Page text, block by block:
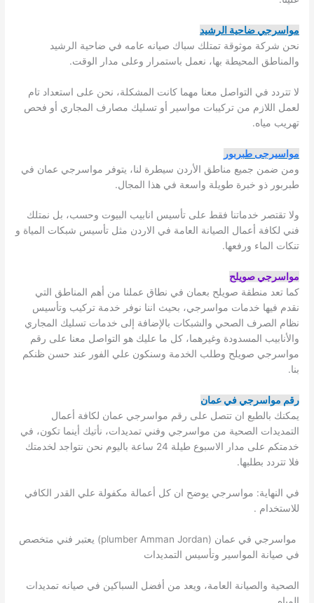
مواسرجي ضاحية الرشيد
نحن شركة موثوقة تمتلك سباك صيانه عامه في ضاحية الرشيد
والمناطق المحيطة بها، نعمل باستمرار وعلى مدار الوقت.
لا تتردد في التواصل معنا مهما كانت المشكلة، نحن على استعداد تام
لعمل اللازم من تركيبات مواسير أو تسليك مصارف المجاري أو فحص
تهريب مياه.
مواسيرجى طبربور
ومن ضمن جميع مناطق الأردن سيطرة لنا، يتوفر مواسرجي عمان في
طبربور ذو خبرة طويلة واسعة في هذا المجال.
ولا تقتصر خدماتنا فقط على تأسيس انابيب البيوت وحسب، بل نمتلك
فني لكافة أعمال الصيانة العامة في الاردن مثل تأسيس شبكات المياة و
تنكات الماء ورفعها.
مواسرجي صويلح
كما تعد منطقة صويلح بعمان في نطاق عملنا من أهم المناطق التي
نقدم فيها خدمات مواسرجي، بحيث اننا نوفر خدمة تركيب وتأسيس
نظام الصرف الصحي والشبكات بالإضافة إلى خدمات تسليك المجاري
والأنابيب المسدودة وغيرهما، كل ما عليك هو التواصل معنا على رقم
مواسرجي صويلح وطلب الخدمة وسنكون علي الفور عند حسن ظنكم
بنا.
رقم مواسرجي في عمان
يمكنك بالطبع ان تتصل على رقم مواسرجي عمان لكافة أعمال
التمديدات الصحية من مواسرجي وفني تمديدات، نأتيك أينما تكون، في
خدمتكم على مدار الاسبوع طيلة 24 ساعة باليوم نحن نتواجد لخدمتك
فلا تتردد بطلبها.
في النهاية: مواسرجي يوضح ان كل أعمالة مكفولة علي القدر الكافي
للاستخدام .
مواسرجي في عمان (plumber Amman Jordan) يعتبر فني متخصص
في صيانة المواسير وتأسيس التمديدات
الصحية والصيانة العامة، ويعد من أفضل السباكين في صيانه تمديدات